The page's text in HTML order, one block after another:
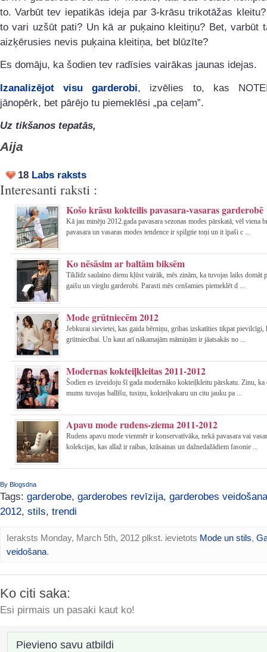
to. Varbūt tev iepatikās ideja par 3-krāsu trikotāžas
to vari uzšūt pati? Un kā ar puķaino kleitiņu? Bet, varbūt
aizķērusies nevis puķaina kleitiņa, bet blūzīte?
Es domāju, ka šodien tev radīsies vairākas jaunas idejas.
Izanalizējot visu garderobi, izvēlies to, kas
jānopērk, bet pārējo tu piemeklēsi „pa ceļam”.
Uz tikšanos tepatās,
Aija
18 Labs raksts
Interesanti raksti :
Košo krāsu kokteilis pavasara-vasaras garderobē
Kā jau minēju 2012.gada pavasara sezonas modes pārskatā, vēl viena
pavasara un vasaras modes tendence ir spilgtie toņi un it īpaši c ...
Ko nēsāsim ar baltām biksēm
Tiklīdz saulaino dienu kļūst vairāk, mēs zinām, ka tuvojas laiks domāt
gaišu un vieglu garderobi. Parasti mēs cenšamies piemeklēt d ...
Mode grūtniecēm 2012
Jebkurai sievietei, kas gaida bērniņu, gribas izskatīties tikpat pievilcīgi,
grūtniecībai. Un kaut arī nākamajām māmiņām ir jāatsakās no ...
Modernas kokteiļkleitas 2011-2012
Šodien es izveidoju šī gada modernāko kokteiļkleitu pārskatu. Zinu, ka
mums tuvojas ballīšu, tusiņu, kokteiļvakaru un citu jauku pa ...
Apavu mode rudens-ziema 2011-2012
Rudens apavu mode vienmēr ir konservatīvāka, nekā pavasara vai
kolekcijas, kas allaž ir raibas, krāsainas un dažnedažādiem fasonie ...
By Blogsdna
Tags: garderobe, garderobes revīzija, garderobes veidošana
2012, stils, trendi
Ieraksts Monday, March 5th, 2012 plkst. ievietots Mode un stils,
veidošana.
Ko citi saka:
Esi pirmais un pasaki kaut ko!
Pievieno savu atbildi